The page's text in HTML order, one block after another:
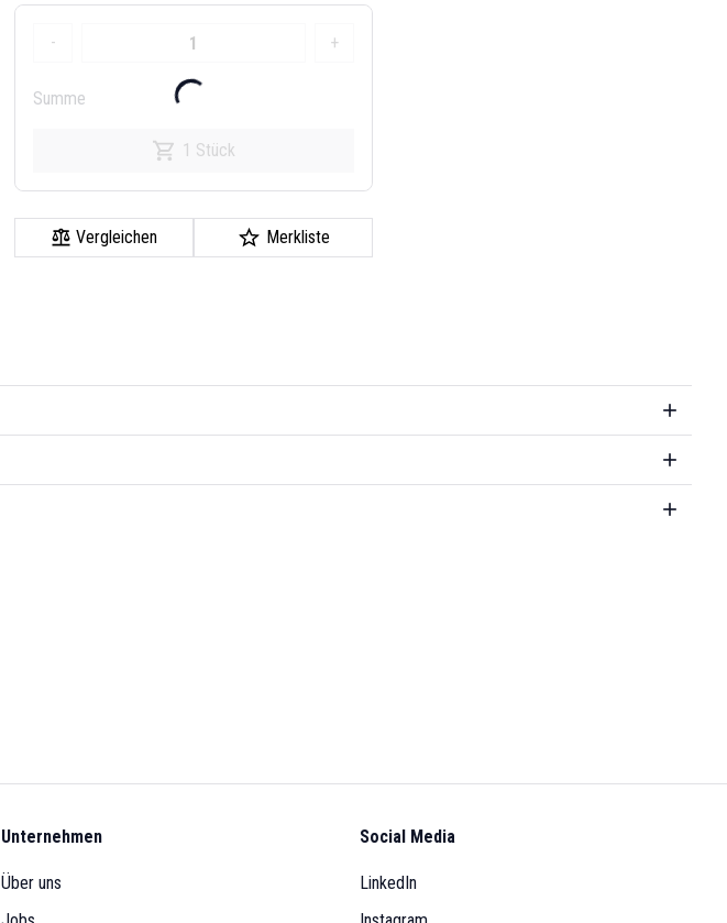
- +
Summe
1 Stück
Vergleichen Merkliste
Unternehmen
Über uns
Social Media
LinkedIn